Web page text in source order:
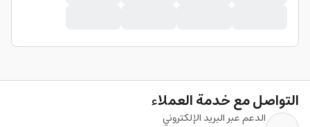
التواصل مع خدمة العملاء
الدعم عبر البريد الإلكتروني